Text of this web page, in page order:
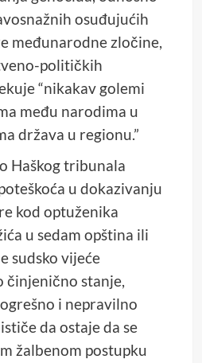
osuđujućih
međunarodne zločine,
političkih
“nikakav golemi
među narodima u
država u regionu.”
Haškog tribunala
u dokazivanju
kod optuženika
u sedam opština ili
sudsko vijeće
činjenično stanje,
i nepravilno
da ostaje da se
žalbenom postupku